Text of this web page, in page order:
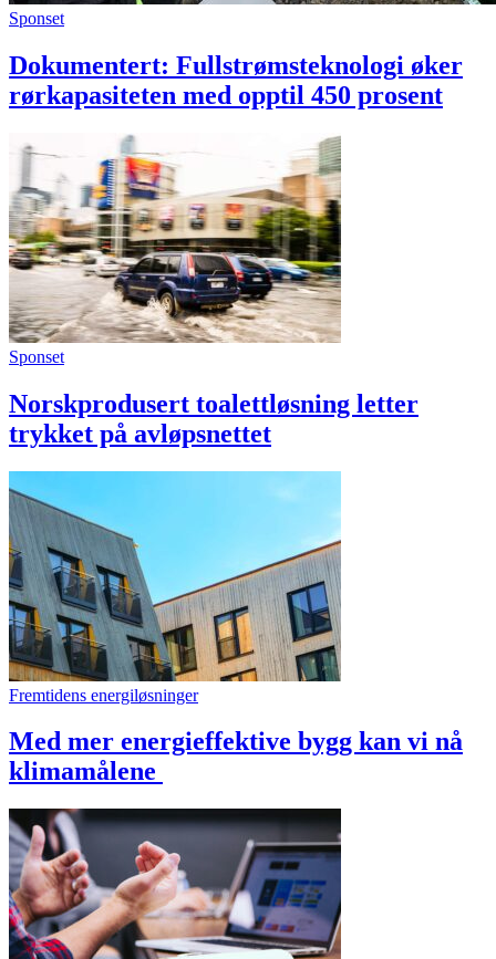
Sponset
Dokumentert: Fullstrømsteknologi øker
rørkapasiteten med opptil 450 prosent
Sponset
Norskprodusert toalettløsning letter
trykket på avløpsnettet
Fremtidens energiløsninger
Med mer energieffektive bygg kan vi nå
klimamålene